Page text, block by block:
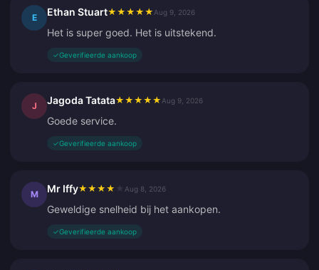
E Ethan Stuart★ ★ ★ ★ ★ Aug 9, 2026
Het is super goed. Het is uitstekend.
✓Geverifieerde aankoop
J Jagoda Tatata★ ★ ★ ★ ★ Aug 9, 2026
Goede service.
✓Geverifieerde aankoop
M Mr Iffy★ ★ ★ ★ Aug 8, 2026
Geweldige snelheid bij het aankopen.
✓Geverifieerde aankoop